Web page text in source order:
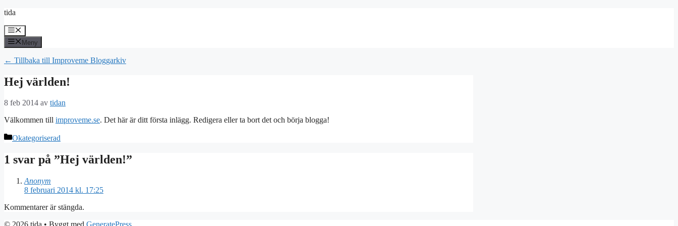
Hoppa
innehåll
tida
Meny
Meny
← Tillbaka till Improveme Bloggarkiv
Hej världen!
8 feb 2014 av tidan
Välkommen till improveme.se. Det här är ditt första inlägg. Redigera eller ta bort det och börja blogga!
Kategorier
Okategoriserad
1 svar på ”Hej världen!”
Anonym
8 februari 2014 kl. 17:25
Kommentarer är stängda.